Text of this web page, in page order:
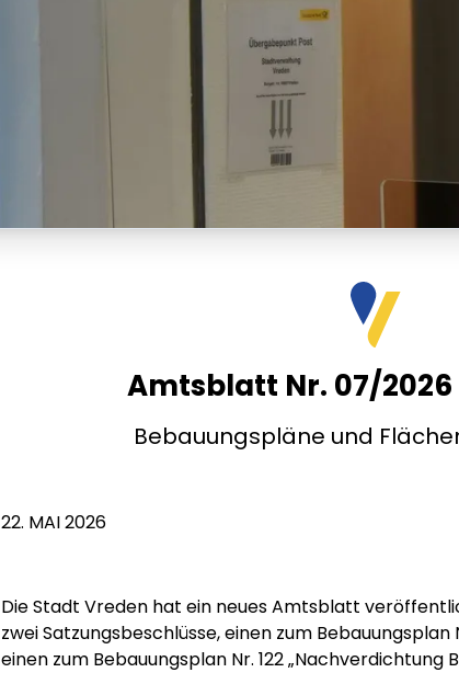
Amtsblatt Nr. 07/
Bebauungspläne und
22. MAI 2026
Die Stadt Vreden hat ein neues Amtsblatt
zwei Satzungsbeschlüsse, einen zum Bebauungsplan
einen zum Bebauungsplan Nr. 122